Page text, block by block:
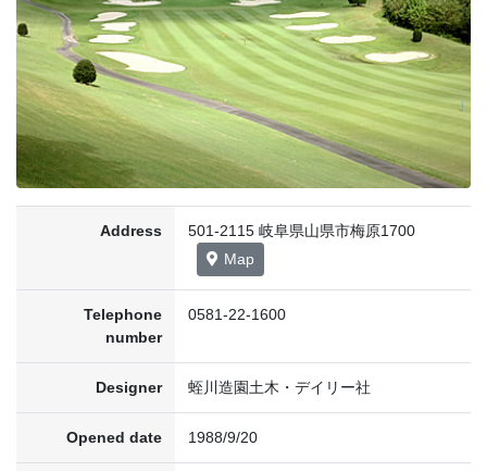
Address
501-2115 岐阜県山県市梅原1700
Map
Telephone
number
0581-22-1600
Designer 蛭川造園土木・デイリー社
Opened date 1988/9/20